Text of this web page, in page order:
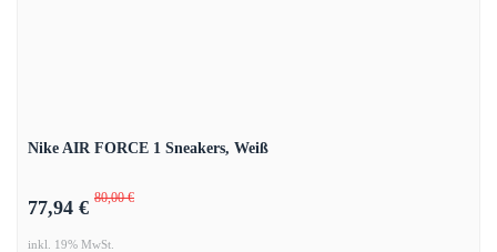
Nike AIR FORCE 1 Sneakers, Weiß
77,94 € 80,00 €
inkl. 19% MwSt.